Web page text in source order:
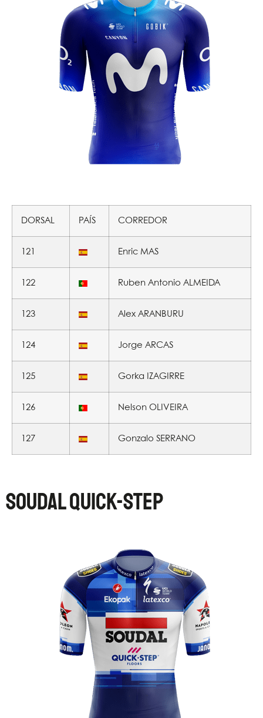
DORSAL PAÍS CORREDOR
121 Enric MAS
122 Ruben Antonio ALMEIDA
123 Alex ARANBURU
124 Jorge ARCAS
125 Gorka IZAGIRRE
126 Nelson OLIVEIRA
127 Gonzalo SERRANO
SOUDAL QUICK-STEP